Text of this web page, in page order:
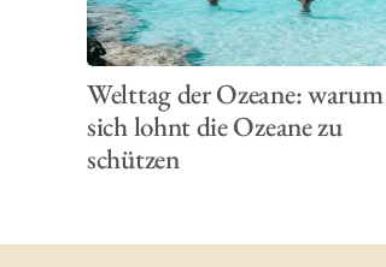
Welttag der Ozeane: warum
sich lohnt die Ozeane zu
schützen